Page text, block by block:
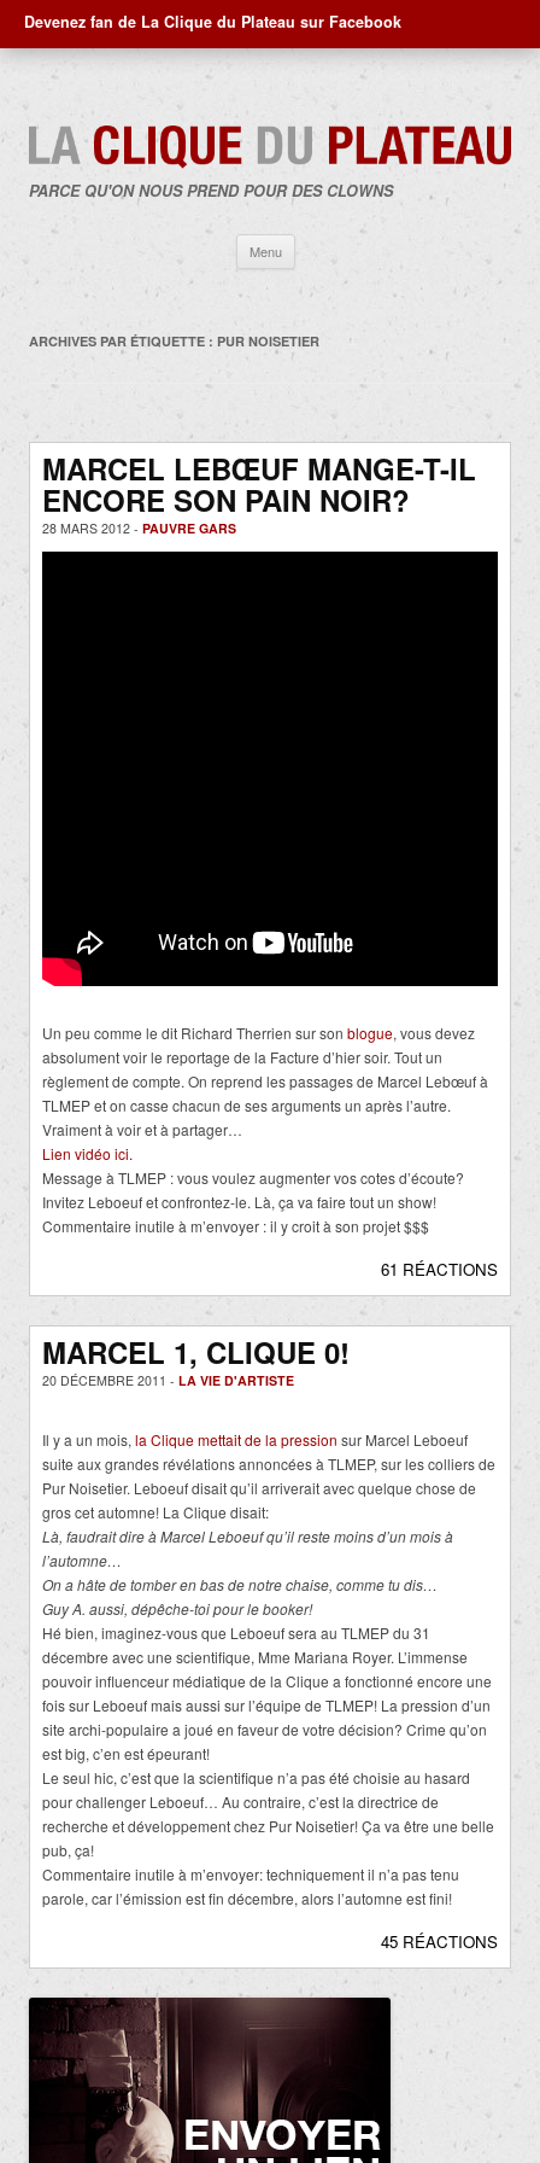
Devenez fan de La Clique du Plateau sur Facebook
PARCE QU'ON NOUS PREND POUR DES CLOWNS
Menu
contenu
ARCHIVES PAR ÉTIQUETTE : PUR NOISETIER
MARCEL LEBŒUF MANGE-T-IL
ENCORE SON PAIN NOIR?
28 MARS 2012 - PAUVRE GARS
Un peu comme le dit Richard Therrien sur son blogue, vous devez
absolument voir le reportage de la Facture d’hier soir. Tout un
règlement de compte. On reprend les passages de Marcel Lebœuf à
TLMEP et on casse chacun de ses arguments un après l’autre.
Vraiment à voir et à partager…
Lien vidéo ici.
Message à TLMEP : vous voulez augmenter vos cotes d’écoute?
Invitez Leboeuf et confrontez-le. Là, ça va faire tout un show!
Commentaire inutile à m’envoyer : il y croit à son projet $$$
61 RÉACTIONS
MARCEL 1, CLIQUE 0!
20 DÉCEMBRE 2011 - LA VIE D'ARTISTE
Il y a un mois, la Clique mettait de la pression sur Marcel Leboeuf
suite aux grandes révélations annoncées à TLMEP, sur les colliers de
Pur Noisetier. Leboeuf disait qu’il arriverait avec quelque chose de
gros cet automne! La Clique disait:
Là, faudrait dire à Marcel Leboeuf qu’il reste moins d’un mois à
l’automne…
On a hâte de tomber en bas de notre chaise, comme tu dis…
Guy A. aussi, dépêche-toi pour le booker!
Hé bien, imaginez-vous que Leboeuf sera au TLMEP du 31
décembre avec une scientifique, Mme Mariana Royer. L’immense
pouvoir influenceur médiatique de la Clique a fonctionné encore une
fois sur Leboeuf mais aussi sur l’équipe de TLMEP! La pression d’un
site archi-populaire a joué en faveur de votre décision? Crime qu’on
est big, c’en est épeurant!
Le seul hic, c’est que la scientifique n’a pas été choisie au hasard
pour challenger Leboeuf… Au contraire, c’est la directrice de
recherche et développement chez Pur Noisetier! Ça va être une belle
pub, ça!
Commentaire inutile à m’envoyer: techniquement il n’a pas tenu
parole, car l’émission est fin décembre, alors l’automne est fini!
45 RÉACTIONS